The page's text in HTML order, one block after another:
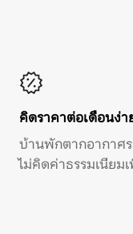
คิดราคาต่อเดือนง่า
บ้านพักตากอากาศร
ไม่คิดค่าธรรมเนียม